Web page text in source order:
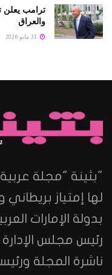
ترامب يعلن
والعراق
"بثينة "مجلة
لها إمتياز
بدولة الإمارات
رئيس مجلس
ناشرة المجلة